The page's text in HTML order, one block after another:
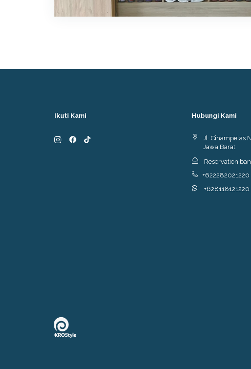
Ikuti Kami Hubungi Kami
Jl. Cihampelas
Jawa Barat
+622282021220
+628118121220